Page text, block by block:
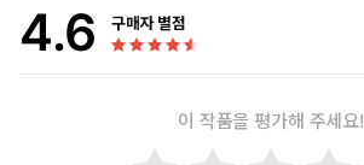
4.6 구매자 별점
이 작품을 평가해 주세요!